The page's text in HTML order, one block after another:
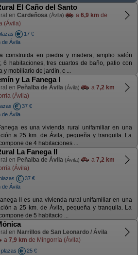
El Caño del Santo
en Cardeñosa (Ávila) a 6,9 km de
(Ávila)
17 €
de Ávila
construida en piedra y madera, amplio salón
6 habitaciones, tres cuartos de baño, patio con
y mobiliario de jardín, c ...
y La Fanega I
en Peñalba de Ávila (Ávila) a 7,2 km
(Ávila)
37 €
de Ávila
es una vivienda rural unifamiliar en una
a 25 km. de Ávila, pequeña y tranquila. La
de 4 habitaciones ...
La Fanega II
en Peñalba de Ávila (Ávila) a 7,2 km
(Ávila)
37 €
de Ávila
II es una vivienda rural unifamiliar en una
a 25 km. de Ávila, pequeña y tranquila. La
de 5 habitacio ...
en Narrillos de San Leonardo / Ávila
a 7,9 km de Mingorría (Ávila)
25 €